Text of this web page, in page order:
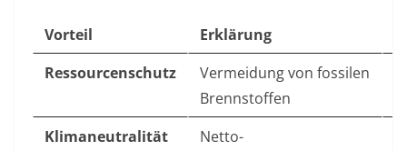
Vorteil Erklärung
Ressourcenschutz
Vermeidung von fossilen
Brennstoffen
Klimaneutralität
Netto-